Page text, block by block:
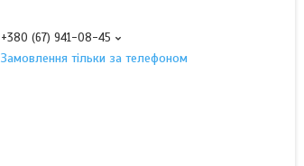
+380 (67) 941-08-45
Замовлення тільки за телефоном